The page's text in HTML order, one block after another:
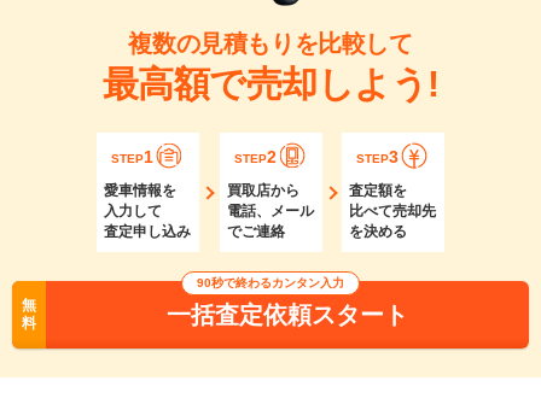
複数の見積もりを比較して
最高額で売却しよう!
STEP1
愛車情報を
入力して
査定申し込み
STEP2
買取店から
電話、メール
でご連絡
STEP3
査定額を
比べて売却先
を決める
無
料
90秒で終わるカンタン入力
一括査定依頼スタート